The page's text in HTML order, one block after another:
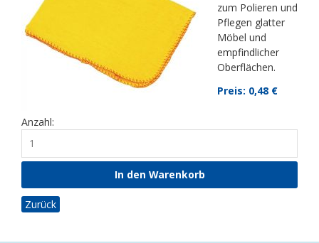
zum Polieren und
Pflegen glatter
Möbel und
empfindlicher
Oberflächen.
Preis: 0,48 €
Anzahl:
Zurück